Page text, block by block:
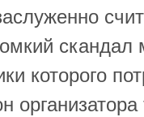
скандал
которого